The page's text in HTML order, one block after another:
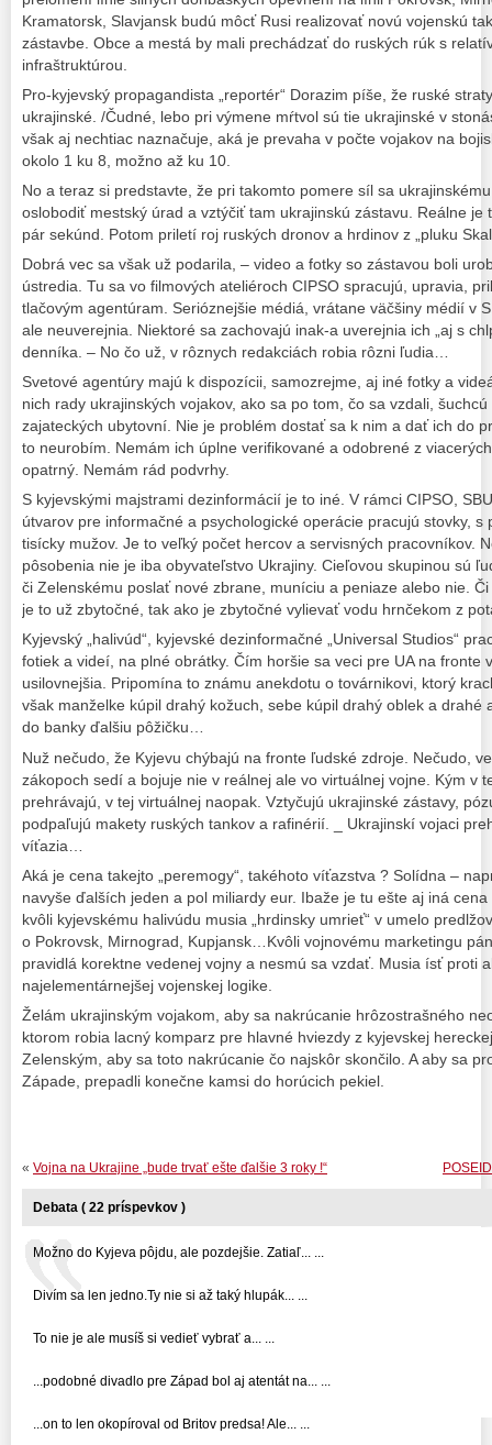
Kramatorsk, Slavjansk budú môcť Rusi realizovať novú vojenskú
zástavbe. Obce a mestá by mali prechádzať do ruských rúk s
infraštruktúrou.
Pro-kyjevský propagandista „reportér“ Dorazim píše, že ruské
ukrajinské. /Čudné, lebo pri výmene mŕtvol sú tie ukrajinské v
však aj nechtiac naznačuje, aká je prevaha v počte vojakov na
okolo 1 ku 8, možno až ku 10.
No a teraz si predstavte, že pri takomto pomere síl sa
oslobodiť mestský úrad a vztýčiť tam ukrajinskú zástavu. Reálne je
pár sekúnd. Potom priletí roj ruských dronov a hrdinov z „pluku
Dobrá vec sa však už podarila, – video a fotky so zástavou boli
ústredia. Tu sa vo filmových ateliéroch CIPSO spracujú, upravia,
tlačovým agentúram. Serióznejšie médiá, vrátane väčšiny médií v
ale neuverejnia. Niektoré sa zachovajú inak-a uverejnia ich „aj s
denníka. – No čo už, v rôznych redakciách robia rôzni ľudia…
Svetové agentúry majú k dispozícii, samozrejme, aj iné fotky a
nich rady ukrajinských vojakov, ako sa po tom, čo sa vzdali,
zajateckých ubytovní. Nie je problém dostať sa k nim a dať ich do
to neurobím. Nemám ich úplne verifikované a odobrené z
opatrný. Nemám rád podvrhy.
S kyjevskými majstrami dezinformácií je to iné. V rámci CIPSO,
útvarov pre informačné a psychologické operácie pracujú stovky,
tisícky mužov. Je to veľký počet hercov a servisných pracovníkov.
pôsobenia nie je iba obyvateľstvo Ukrajiny. Cieľovou skupinou sú
či Zelenskému poslať nové zbrane, muníciu a peniaze alebo nie.
je to už zbytočné, tak ako je zbytočné vylievať vodu hrnčekom z
Kyjevský „halivúd“, kyjevské dezinformačné „Universal Studios“
fotiek a videí, na plné obrátky. Čím horšie sa veci pre UA na fronte
usilovnejšia. Pripomína to známu anekdotu o továrnikovi, ktorý
však manželke kúpil drahý kožuch, sebe kúpil drahý oblek a drahé
do banky ďalšiu pôžičku…
Nuž nečudo, že Kyjevu chýbajú na fronte ľudské zdroje. Nečudo,
zákopoch sedí a bojuje nie v reálnej ale vo virtuálnej vojne. Kým v
prehrávajú, v tej virtuálnej naopak. Vztyčujú ukrajinské zástavy,
podpaľujú makety ruských tankov a rafinérií. _ Ukrajinskí vojaci
víťazia…
Aká je cena takejto „peremogy“, takéhoto víťazstva ? Solídna –
navyše ďalších jeden a pol miliardy eur. Ibaže je tu ešte aj iná
kvôli kyjevskému halivúdu musia „hrdinsky umrieť“ v umelo
o Pokrovsk, Mirnograd, Kupjansk…Kvôli vojnovému marketingu
pravidlá korektne vedenej vojny a nesmú sa vzdať. Musia ísť proti
najelementárnejšej vojenskej logike.
Želám ukrajinským vojakom, aby sa nakrúcanie hrôzostrašného
ktorom robia lacný komparz pre hlavné hviezdy z kyjevskej
Zelenským, aby sa toto nakrúcanie čo najskôr skončilo. A aby sa
Západe, prepadli konečne kamsi do horúcich pekiel.
« Vojna na Ukrajine „bude trvať ešte ďalšie 3 roky !“
Debata ( 22 príspevkov )
Možno do Kyjeva pôjdu, ale pozdejšie. Zatiaľ... ...
Divím sa len jedno.Ty nie si až taký hlupák... ...
To nie je ale musíš si vedieť vybrať a... ...
...podobné divadlo pre Západ bol aj atentát na... ...
...on to len okopíroval od Britov predsa! Ale... ...